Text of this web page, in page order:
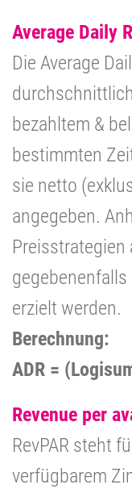
Average Daily
Die Average
bezahltem &
bestimmten
sie netto
angegeben.
erzielt werden.
Berechnung:
ADR =
Revenue per
RevPAR steht
verfügbarem